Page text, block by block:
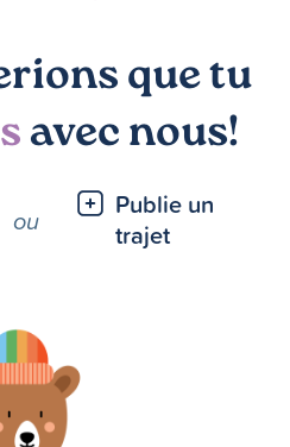
que tu
savec nous!
ou
Publie un
trajet